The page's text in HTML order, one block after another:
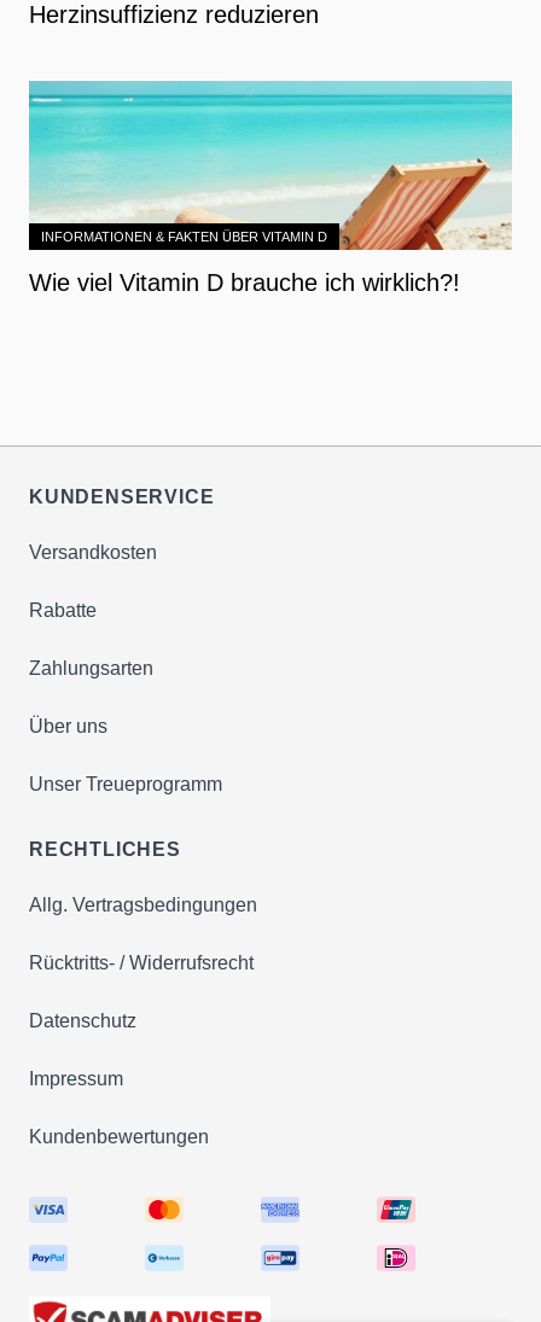
Herzinsuffizienz reduzieren
INFORMATIONEN & FAKTEN ÜBER VITAMIN D
Wie viel Vitamin D brauche ich wirklich?!
KUNDENSERVICE
Versandkosten
Rabatte
Zahlungsarten
Über uns
Unser Treueprogramm
RECHTLICHES
Allg. Vertragsbedingungen
Rücktritts- / Widerrufsrecht
Datenschutz
Impressum
Kundenbewertungen